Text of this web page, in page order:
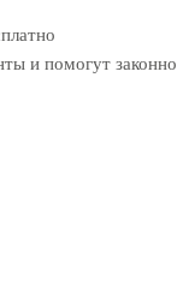
и помогут законно